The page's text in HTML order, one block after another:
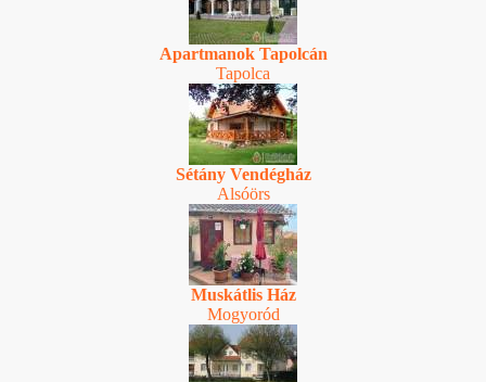
Apartmanok Tapolcán
Tapolca
Sétány Vendégház
Alsóörs
Muskátlis Ház
Mogyoród